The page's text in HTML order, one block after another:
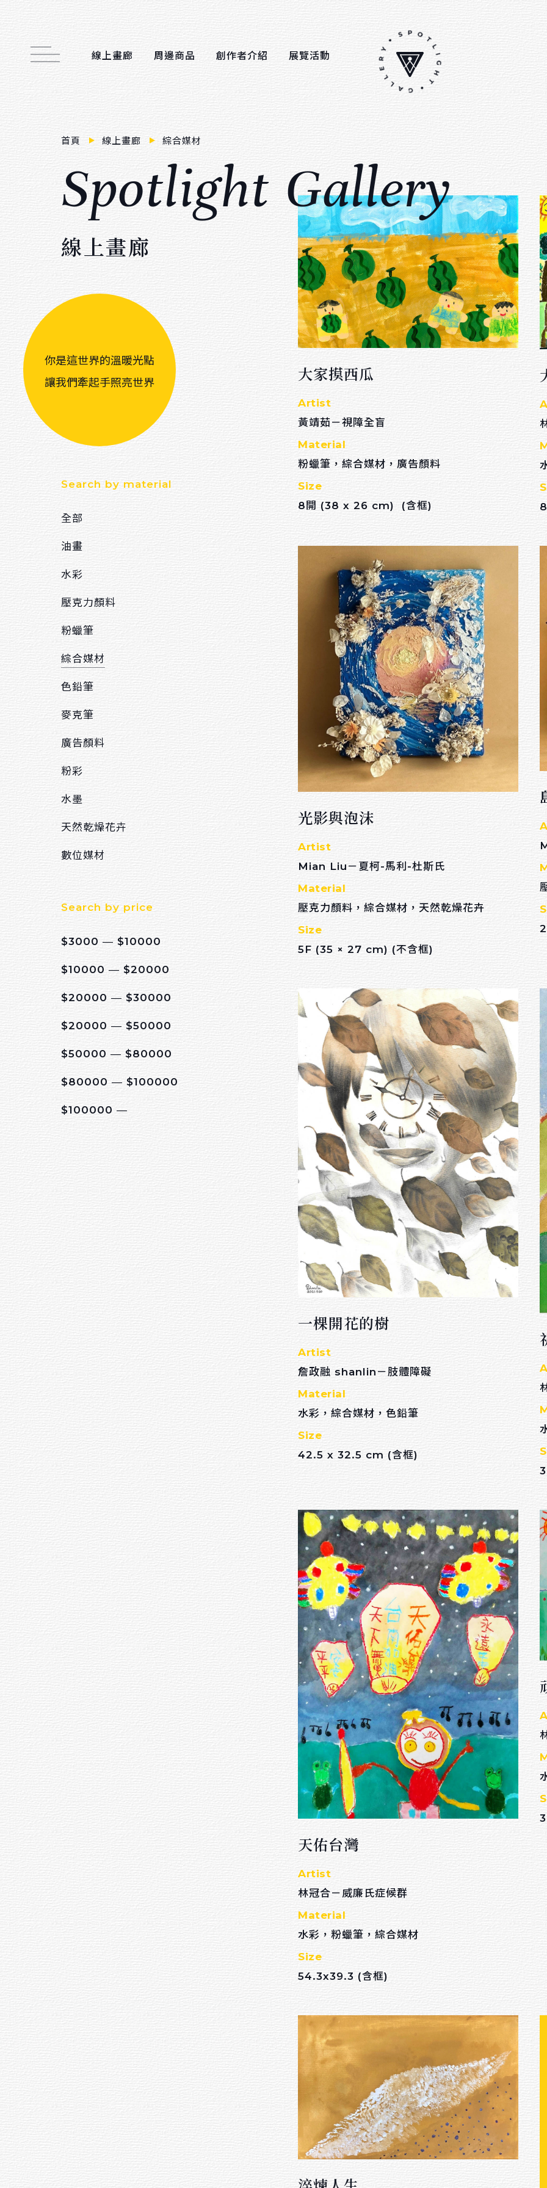
線上畫廊 周邊商品 創作者介紹 展覽活動
周邊商品
創作者介紹
購物車
連絡我們
招募夥伴 壓克力顏料
粉蠟筆
綜合媒材
色鉛筆
麥克筆
廣告顏料
天然乾燥花
首頁 線上畫廊 綜合媒材
S p o t gh t Gallery
線 上 畫 廊
你是這世界的溫暖光點
讓我們牽起手照亮世界
Search by material
全部
油畫
水彩
壓克力顏料
粉蠟筆
綜合媒材
色鉛筆
麥克筆
廣告顏料
粉彩
水墨
天然乾燥花卉
數位媒材
Search by price
$3000 ― $10000
$10000 ― $20000
$20000 ― $30000
$20000 ― $50000
$50000 ― $80000
$80000 ― $100000
$100000 ―
大家摸西瓜
Artist
黃靖茹－視障全盲
Material
粉蠟筆，綜合媒材，廣告顏料
Size
8開 (38 x 26 cm) (含框)
光影與泡沫
Artist
Mian Liu－夏柯-馬利-杜斯氏
Material
壓克力顏料，綜合媒材，天然乾燥花卉
Size
5F (35 × 27 cm) (不含框)
一棵開花的樹
Artist
詹政融 shanlin－肢體障礙
Material
水彩，綜合媒材，色鉛筆
Size
42.5 x 32.5 cm (含框)
天佑台灣
Artist
林冠合－威廉氏症候群
Material
水彩，粉蠟筆，綜合媒材
Size
54.3x39.3 (含框)